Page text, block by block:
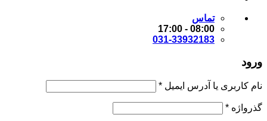
تماس
08:00 - 17:00
031-33932183
ورود
نام کاربری یا آدرس ایمیل *
گذرواژه *